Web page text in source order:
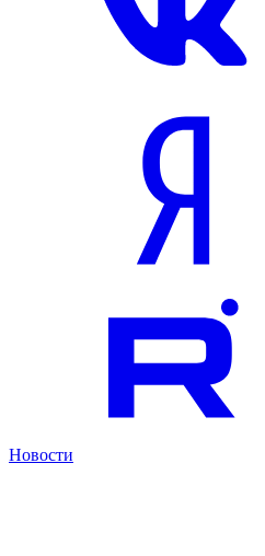
Новости